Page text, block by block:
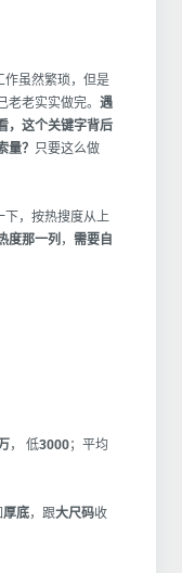
虽然繁琐，但是
老实实做完。 遇
，这个关键字背后
量？ 只要这么做
，按热搜度从上
度那一列 ， 需要自
， 低3000；平均
厚底，跟大尺码收